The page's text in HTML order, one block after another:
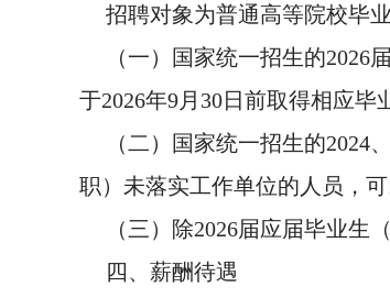
招聘对象为普通高等院校毕
（一）国家统一招生的
于2026年9月30日前取得相应毕
（二）国家统一招生的
职）未落实工作单位的人员，
（三）除2026届应届毕业
四、薪酬待遇